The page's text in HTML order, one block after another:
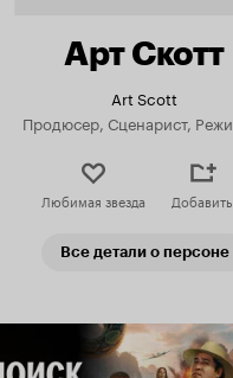
Арт Скотт
Art Scott
Продюсер, Сценарист,
Любимая звезда Добавить
Все детали о персоне